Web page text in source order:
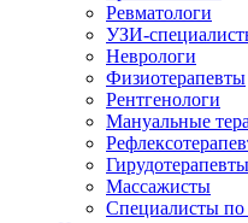
Ревматологи
УЗИ-
Неврологи
Физиотерапевты
Рентгенологи
Мануальные
Гирудотерапевты
Массажисты
Специалисты по